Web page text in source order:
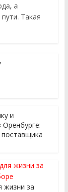
а
Такая
и
жизни за